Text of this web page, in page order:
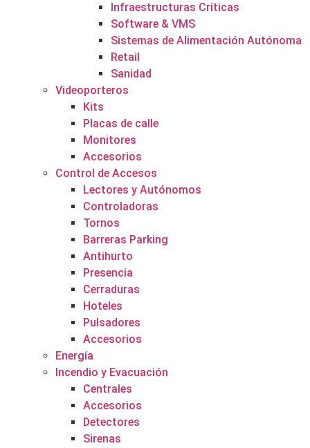
Infraestructuras Críticas
Software & VMS
Sistemas de Alimentación Autónoma
Retail
Sanidad
Videoporteros
Kits
Placas de calle
Monitores
Accesorios
Control de Accesos
Lectores y Autónomos
Controladoras
Tornos
Barreras Parking
Antihurto
Presencia
Cerraduras
Hoteles
Pulsadores
Accesorios
Energía
Incendio y Evacuación
Centrales
Accesorios
Detectores
Sirenas